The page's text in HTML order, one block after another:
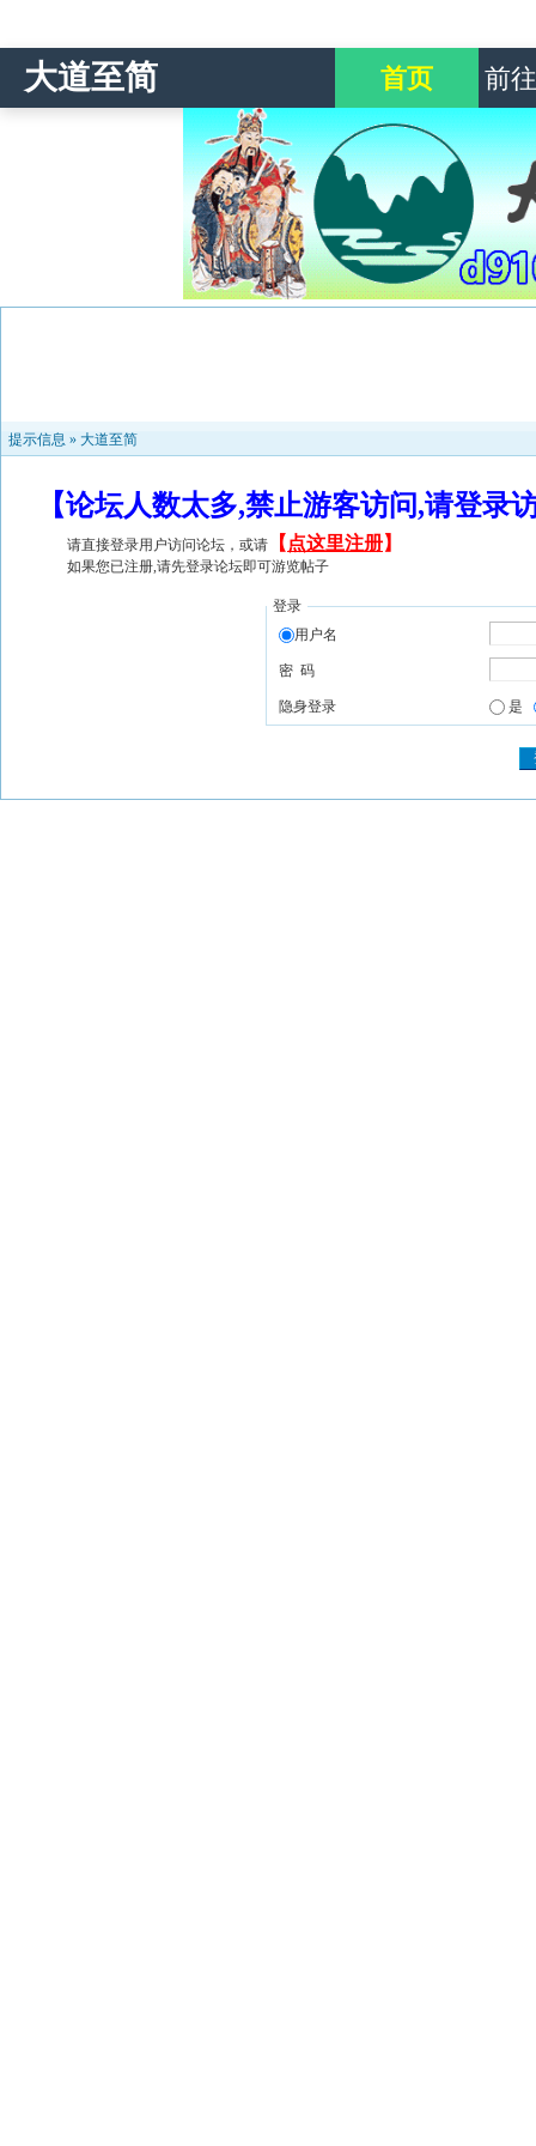
大道至简 首页 前
提示信息 » 大道至简
【论坛人数太多,禁止游客访问,请登
请直接登录用户访问论坛，或请 【 点这里注册】
如果您已注册,请先登录论坛即可游览帖子
登录
用户名
密 码
隐身登录 是